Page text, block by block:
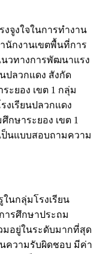
งจูงใจในการทำงาน
นักงานเขตพื้นที่การ
นวทางการพัฒนาแรง
ปลวกแดง สังกัด
ะยอง เขต 1 กลุ่ม
งเรียนปลวกแดง
กษาระยอง เขต 1
ป็นแบบสอบถามความ
นกลุ่มโรงเรียน
ารศึกษาประถม
มอยู่ในระดับมากที่สุด
ความรับผิดชอบ มีค่า